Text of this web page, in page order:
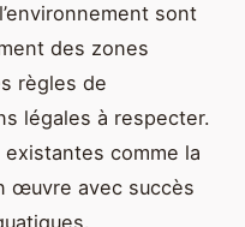
sont
des zones
règles de
légales à respecter.
comme la
œuvre avec succès